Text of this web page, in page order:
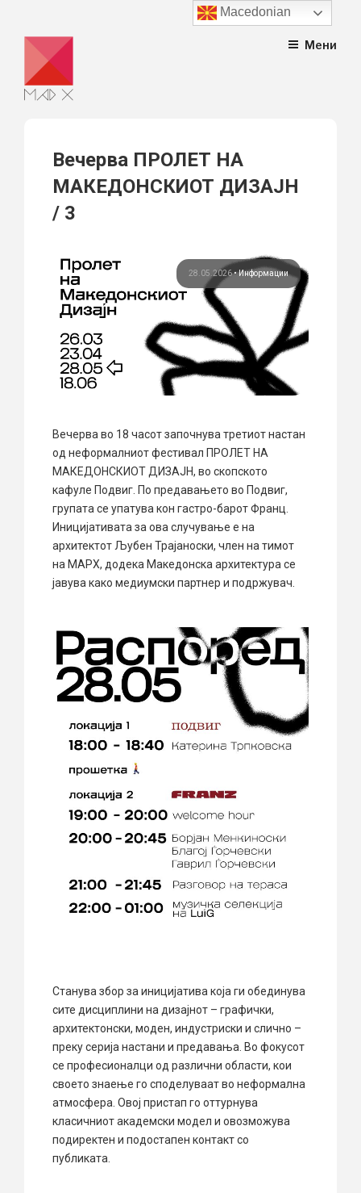
content
Мени
Вечерва ПРОЛЕТ НА
МАКЕДОНСКИОТ ДИЗАЈН
/ 3
28.05.2026•Информации
Вечерва во 18 часот започнува третиот настан
од неформалниот фестивал ПРОЛЕТ НА
МАКЕДОНСКИОТ ДИЗАЈН, во скопското
кафуле Подвиг. По предавањето во Подвиг,
групата се упатува кон гастро-барот Франц.
Иницијативата за ова случување е на
архитектот Љубен Трајаноски, член на тимот
на МАРХ, додека Македонска архитектура се
јавува како медиумски партнер и подржувач.
Станува збор за иницијатива која ги обединува
сите дисциплини на дизајнот – графички,
архитектонски, моден, индустриски и слично –
преку серија настани и предавања. Во фокусот
се професионалци од различни области, кои
своето знаење го споделуваат во неформална
атмосфера. Овој пристап го оттурнува
класичниот академски модел и овозможува
подиректен и подостапен контакт со
публиката.
Macedonian